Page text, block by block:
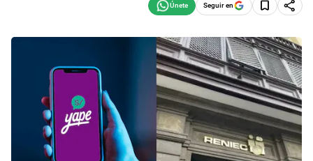
Seguir en